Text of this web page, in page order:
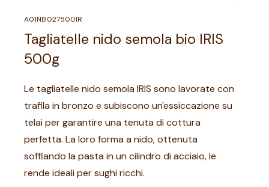
A01NB027500IR
Tagliatelle nido semola bio IRIS
500g
Le tagliatelle nido semola IRIS sono lavorate con
trafila in bronzo e subiscono un'essiccazione su
telai per garantire una tenuta di cottura
perfetta. La loro forma a nido, ottenuta
soffiando la pasta in un cilindro di acciaio, le
rende ideali per sughi ricchi.